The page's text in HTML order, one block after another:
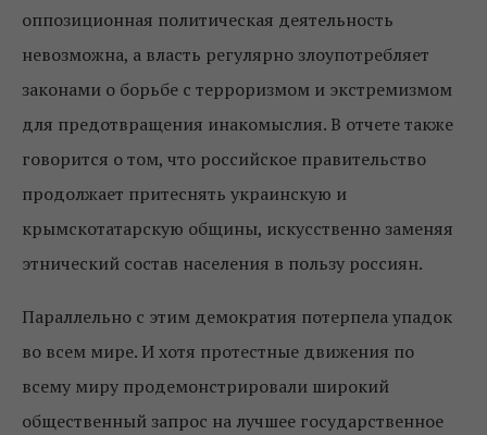
оппозиционная политическая деятельность
невозможна, а власть регулярно злоупотребляет
законами о борьбе с терроризмом и экстремизмом
для предотвращения инакомыслия. В отчете также
говорится о том, что российское правительство
продолжает притеснять украинскую и
крымскотатарскую общины, искусственно заменяя
этнический состав населения в пользу россиян.
Параллельно с этим демократия потерпела упадок
во всем мире. И хотя протестные движения по
всему миру продемонстрировали широкий
общественный запрос на лучшее государственное